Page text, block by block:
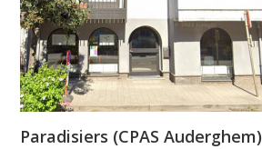
Paradisiers (CPAS Auderghem)